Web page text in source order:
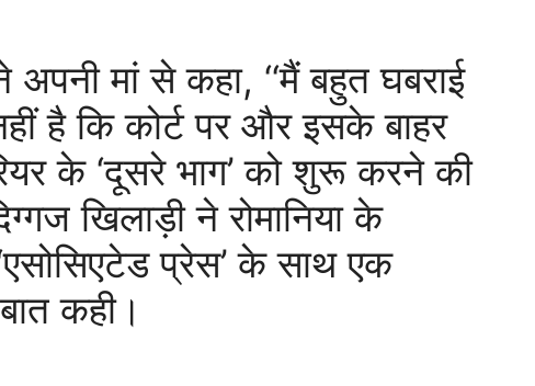
अपनी मां से कहा, ‘‘मैं बहुत घबराई
है कि कोर्ट पर और इसके बाहर
के ‘दूसरे भाग’ को शुरू करने की
खिलाड़ी ने रोमानिया के
प्रेस’ के साथ एक
कही।